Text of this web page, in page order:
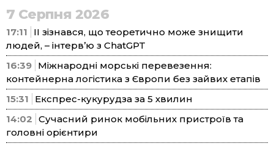
7 Серпня 2026
17:11
ІІ зізнався, що теоретично може знищити
людей, – інтерв’ю з ChatGPT
16:39 Міжнародні морські перевезення:
контейнерна логістика з Європи без зайвих етапів
15:31
Експрес-кукурудза за 5 хвилин
14:02 Сучасний ринок мобільних пристроїв та
головні орієнтири